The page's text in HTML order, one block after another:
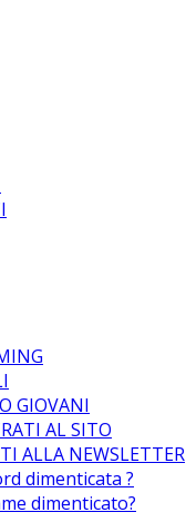
GIOVANI
AL SITO
ALLA NEWSLETTER
dimenticata ?
dimenticato?